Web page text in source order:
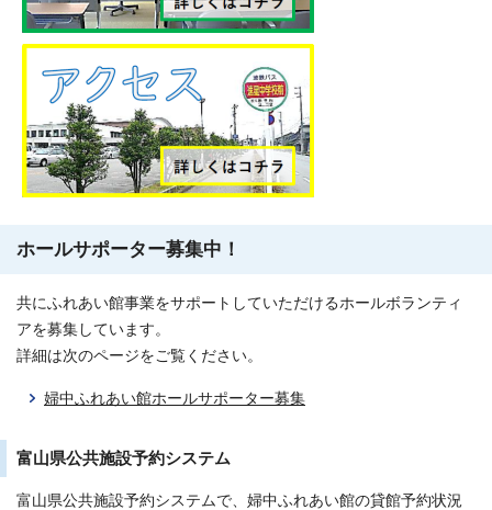
ホールサポーター募集中！
共にふれあい館事業をサポートしていただけるホールボランティ
アを募集しています。
詳細は次のページをご覧ください。
婦中ふれあい館ホールサポーター募集
富山県公共施設予約システム
富山県公共施設予約システムで、婦中ふれあい館の貸館予約状況